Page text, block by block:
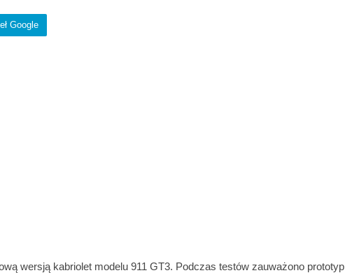
Google
wersją kabriolet modelu 911 GT3. Podczas testów zauważono prototyp